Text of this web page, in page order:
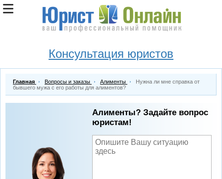
Консультация юристов
Главная Вопросы и заказы Алименты
Нужна ли мне справка от
бывшего мужа с его работы для алиментов?
Алименты? Задайте вопрос
юристам!